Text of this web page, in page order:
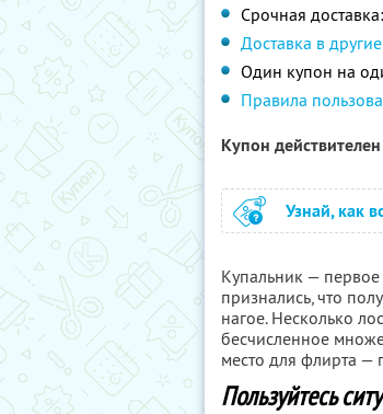
Срочная доставка:
Доставка в
Один купон на
Правила
Купон
Узнай, как
Купальник —
признались, что
нагое. Несколько
бесчисленное
место для флирта —
Пользуйтесь